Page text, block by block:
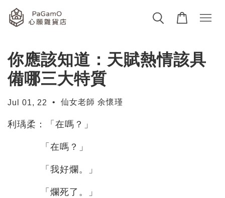
你應該知道：天賦熱情該具
備哪三大特質
Jul 01, 22 • 仙女老師 余懷瑾
利瑀柔：「在嗎？」
「在嗎？」
「我好爛。」
「爛死了。」